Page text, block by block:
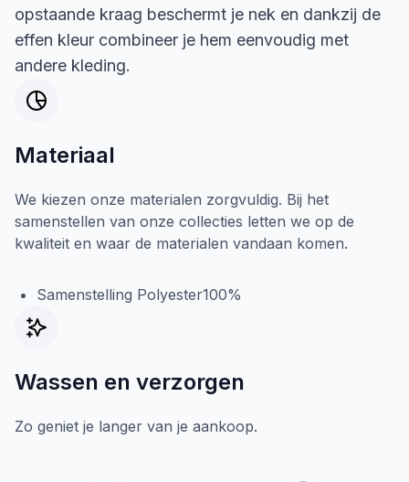
opstaande kraag beschermt je nek en dankzij de
effen kleur combineer je hem eenvoudig met
andere kleding.
Materiaal
We kiezen onze materialen zorgvuldig. Bij het
samenstellen van onze collecties letten we op de
kwaliteit en waar de materialen vandaan komen.
Samenstelling Polyester100%
Wassen en verzorgen
Zo geniet je langer van je aankoop.